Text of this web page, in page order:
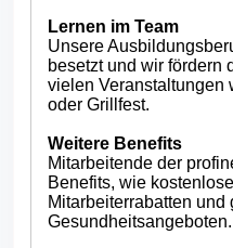
Lernen im Team
Unsere
besetzt und wir fördern
vielen Veranstaltungen
oder Grillfest.
Weitere Benefits
Mitarbeitende der
Benefits, wie
Mitarbeiterrabatten und
Gesundheitsangeboten.